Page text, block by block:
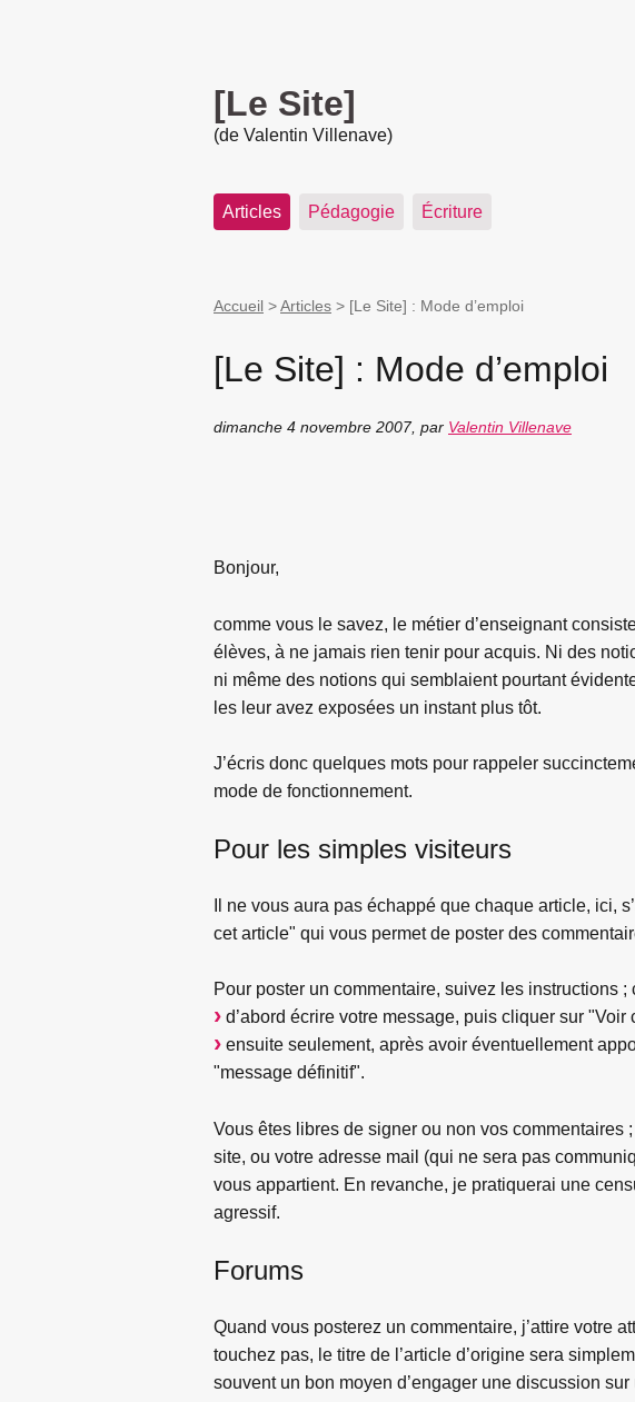
[Le Site]
(de Valentin Villenave)
Articles Pédagogie Écriture
Accueil >Articles > [Le Site] : Mode d’emploi
[Le Site] : Mode d’emploi
dimanche 4 novembre 2007, par Valentin Villenave
Bonjour,
comme vous le savez, le métier d’enseignant
élèves, à ne jamais rien tenir pour acquis. Ni des
ni même des notions qui semblaient pourtant
les leur avez exposées un instant plus tôt.
J’écris donc quelques mots pour rappeler
mode de fonctionnement.
Pour les simples visiteurs
Il ne vous aura pas échappé que chaque article, ici,
cet article" qui vous permet de poster des
Pour poster un commentaire, suivez les instructions ;
d’abord écrire votre message, puis cliquer sur "Voir
ensuite seulement, après avoir éventuellement
"message définitif".
Vous êtes libres de signer ou non vos
site, ou votre adresse mail (qui ne sera pas
vous appartient. En revanche, je pratiquerai une
agressif.
Forums
Quand vous posterez un commentaire, j’attire votre
touchez pas, le titre de l’article d’origine sera
souvent un bon moyen d’engager une discussion